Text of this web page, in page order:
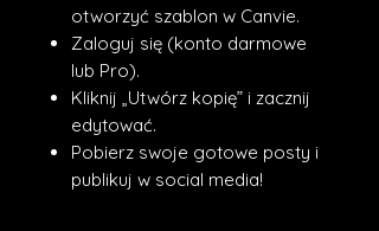
otworzyć szablon w Canvie.
Zaloguj się (konto darmowe
lub Pro).
Kliknij „Utwórz kopię” i zacznij
edytować.
Pobierz swoje gotowe posty i
publikuj w social media!